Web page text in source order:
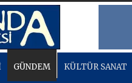
GÜNDEM KÜLTÜR SANAT